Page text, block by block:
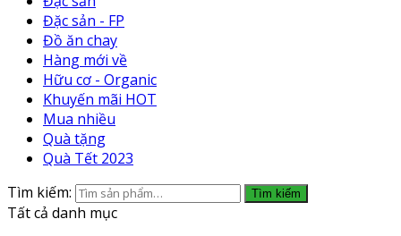
Đặc sản - FP
Đồ ăn chay
Hàng mới về
Hữu cơ - Organic
Khuyến mãi HOT
Mua nhiều
Quà tặng
Quà Tết 2023
Tìm kiếm:
Tìm kiếm
Tất cả danh mục